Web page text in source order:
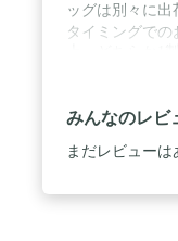
ッグは別々に
タイミングで
お届け済みの
速い、パワフ
電源「Anker
の長寿命性能は
みんなのレビ
まだレビューは